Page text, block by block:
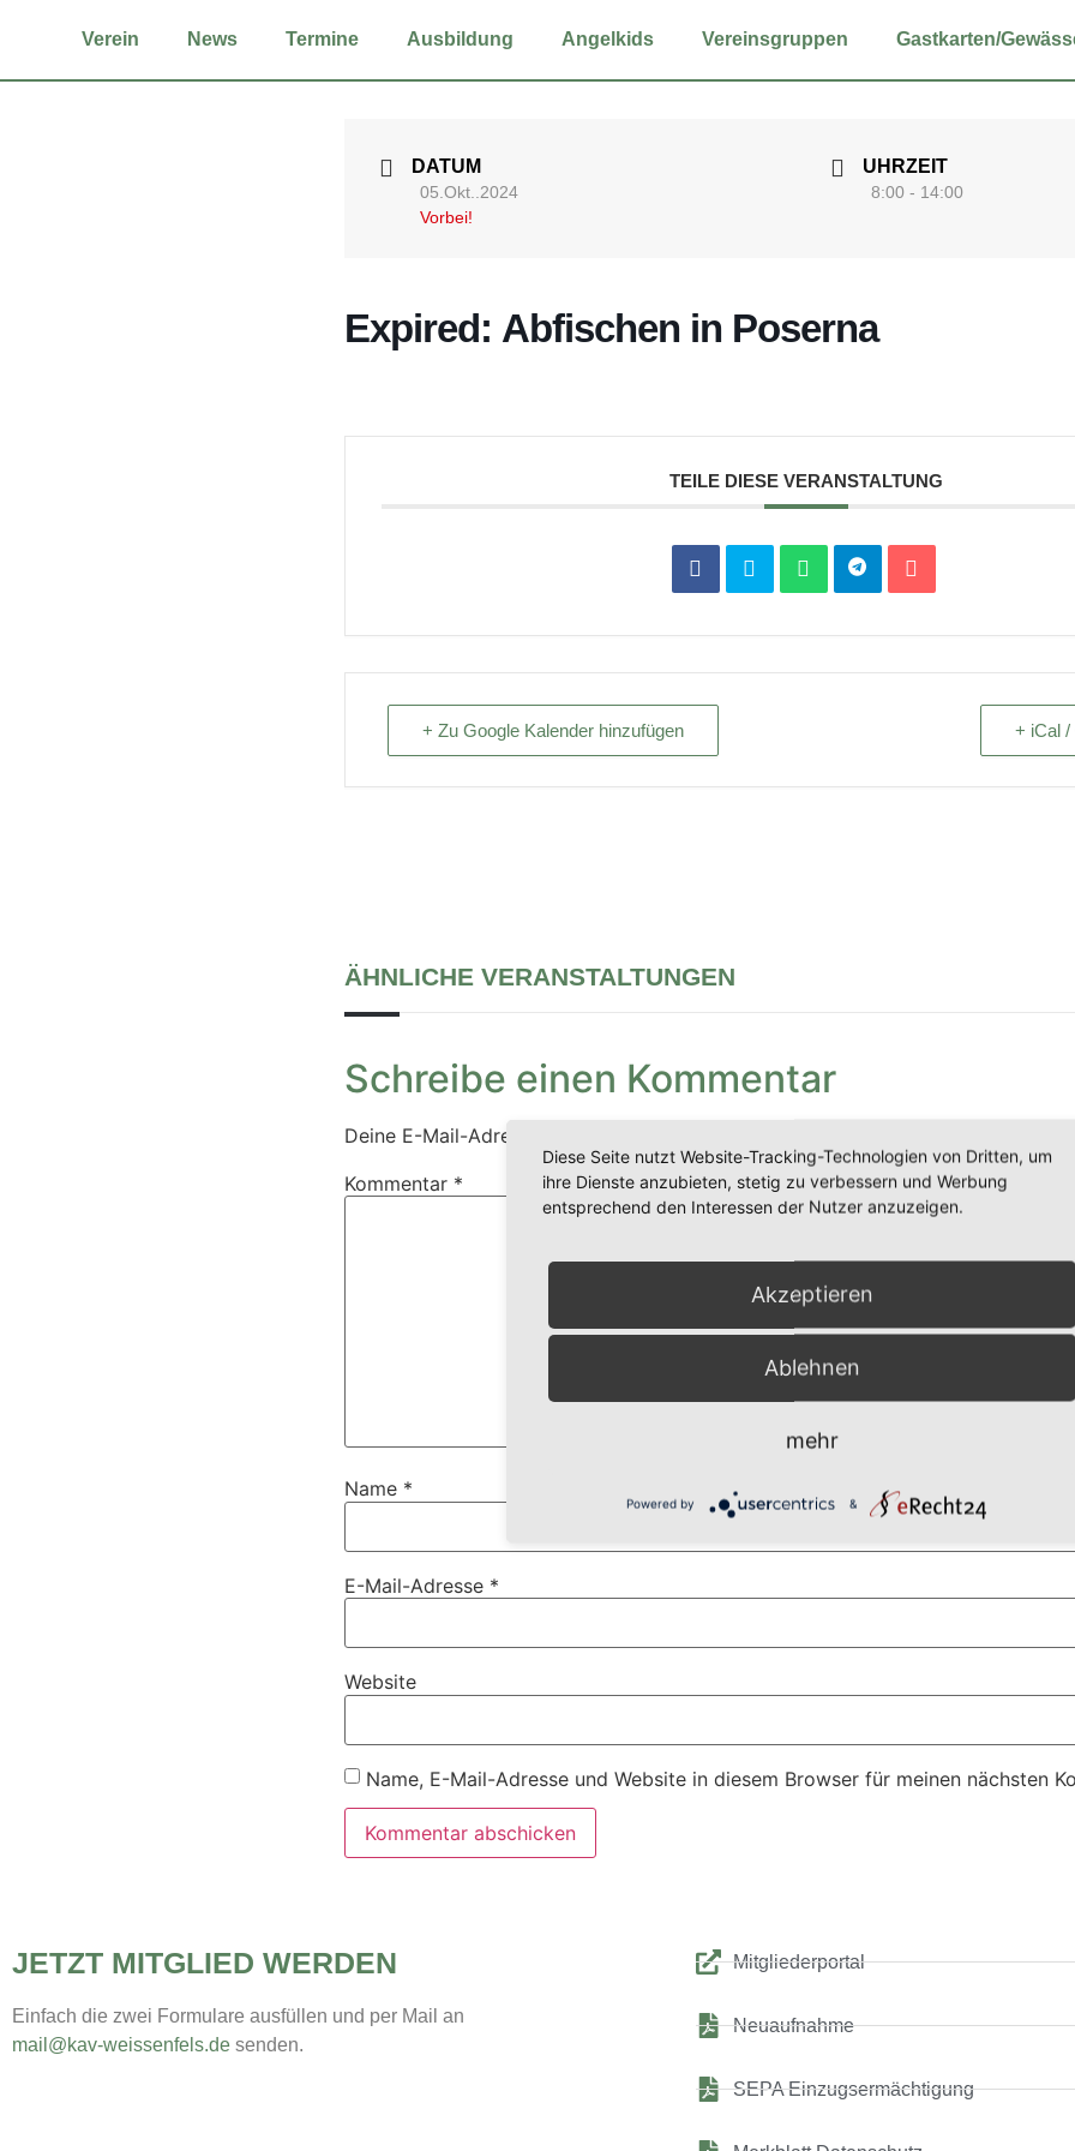
Ver­ein News Ter­mi­ne Aus­bil­dung Angel­kids Ver­eins­grup­pen Gastkarten/
DATUM
05.Okt..2024
Vorbei!
UHRZEIT
8:00 - 14:00
Expi­red: Abfi­schen in Poser­na
TEILE DIESE VERANSTALTUNG
+ Zu Google Kalender hinzufügen + iCal /
ÄHNLICHE VERANSTALTUNGEN
Schreibe einen Kommentar
Deine E-Mail-Adresse wird nicht veröffentlicht.
Kommentar *
Name *
E-Mail-Adresse *
Website
Name, E-Mail-Adresse und Website in diesem Browser für meinen nächsten
JETZT MITGLIED WERDEN
Einfach die zwei Formulare ausfüllen und per Mail an
mail@kav-weissenfels.de senden.
Mitgliederportal
Neuaufnahme
SEPA Einzugsermächtigung
Diese Seite nutzt Website-Tracking-Technologien von Dritten, um
ihre Dienste anzubieten, stetig zu verbessern und Werbung
entsprechend den Interessen der Nutzer anzuzeigen.
Akzeptieren
Ablehnen
mehr
Powered by &